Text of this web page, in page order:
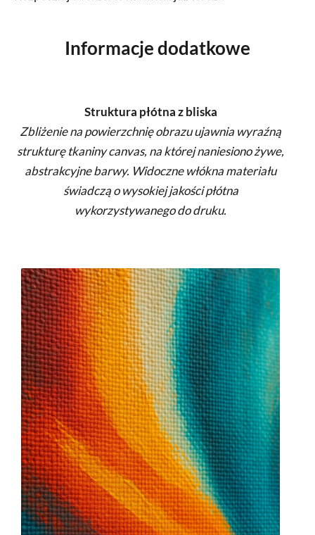
Informacje dodatkowe
Struktura płótna z bliska
Zbliżenie na powierzchnię obrazu ujawnia wyraźną
strukturę tkaniny canvas, na której naniesiono żywe,
abstrakcyjne barwy. Widoczne włókna materiału
świadczą o wysokiej jakości płótna
wykorzystywanego do druku.